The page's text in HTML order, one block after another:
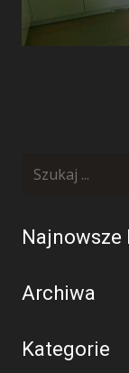
Najnowsze
Archiwa
Kategorie